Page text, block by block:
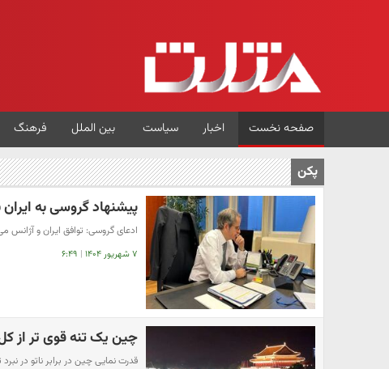
صفحه نخست اخبار سیاست بین الملل فرهنگ
پکن
پیشنهاد گروسی به
ادعای گروسی: توافق ایران و آژانس
۷ شهریور ۱۴۰۴ | ۶:۴۹
چین یک تنه قوی تر از کل
قدرت نمایی چین در برابر ناتو در